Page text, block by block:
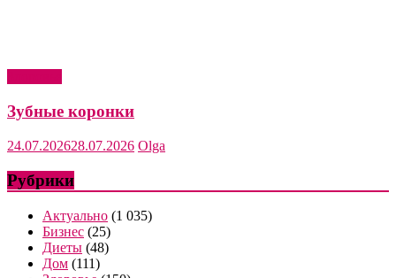
Зубные коронки
24.07.202628.07.2026 Olga
Рубрики
Актуально (1 035)
Бизнес (25)
Диеты (48)
Дом (111)